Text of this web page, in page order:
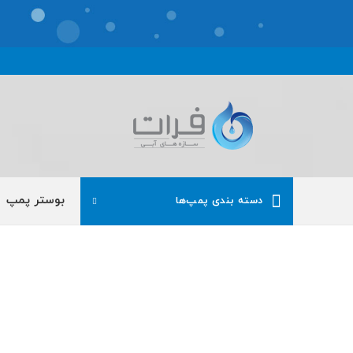
دسته بندی پمپ‌ها بوستر پمپ